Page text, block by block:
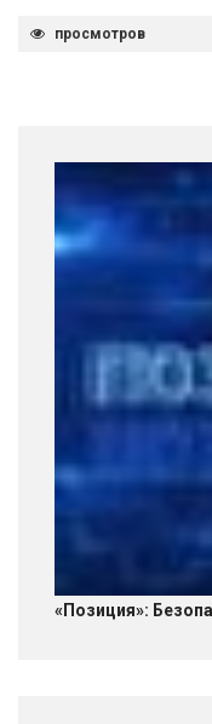
просмотров
«Позиция»: